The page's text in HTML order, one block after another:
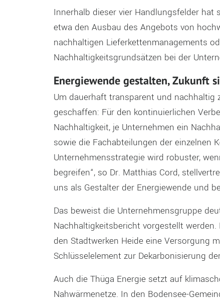
Innerhalb dieser vier Handlungsfelder hat
etwa den Ausbau des Angebots von
nachhaltigen Lieferkettenmanagements
Nachhaltigkeitsgrundsätzen bei der
Energiewende gestalten, Zukunft
Um dauerhaft transparent und nachhaltig
geschaffen: Für den kontinuierlichen
Nachhaltigkeit, je Unternehmen ein
sowie die Fachabteilungen der einzelnen
Unternehmensstrategie wird robuster,
begreifen“, so Dr. Matthias Cord,
uns als Gestalter der Energiewende und
Das beweist die Unternehmensgruppe
Nachhaltigkeitsbericht vorgestellt
den Stadtwerken Heide eine Versorgung
Schlüsselelement zur Dekarbonisierung
Auch die Thüga Energie setzt auf
Nahwärmenetze. In den Bodensee-